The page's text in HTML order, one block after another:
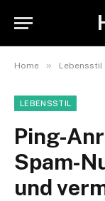
Home » Lebensstil
LEBENSSTIL
Ping-
Spam-
und